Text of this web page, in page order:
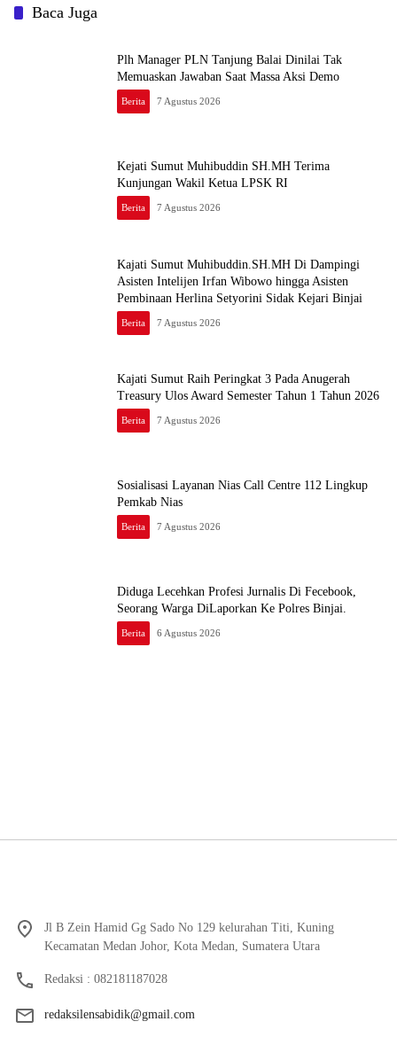
Baca Juga
Plh Manager PLN Tanjung Balai Dinilai Tak
Memuaskan Jawaban Saat Massa Aksi Demo
Berita 7 Agustus 2026
Kejati Sumut Muhibuddin SH.MH Terima
Kunjungan Wakil Ketua LPSK RI
Berita 7 Agustus 2026
Kajati Sumut Muhibuddin.SH.MH Di Dampingi
Asisten Intelijen Irfan Wibowo hingga Asisten
Pembinaan Herlina Setyorini Sidak Kejari Binjai
Berita 7 Agustus 2026
Kajati Sumut Raih Peringkat 3 Pada Anugerah
Treasury Ulos Award Semester Tahun 1 Tahun 2026
Berita 7 Agustus 2026
Sosialisasi Layanan Nias Call Centre 112 Lingkup
Pemkab Nias
Berita 7 Agustus 2026
Diduga Lecehkan Profesi Jurnalis Di Fecebook,
Seorang Warga DiLaporkan Ke Polres Binjai.
Berita 6 Agustus 2026
Jl B Zein Hamid Gg Sado No 129 kelurahan Titi, Kuning
Kecamatan Medan Johor, Kota Medan, Sumatera Utara
Redaksi : 082181187028
redaksilensabidik@gmail.com